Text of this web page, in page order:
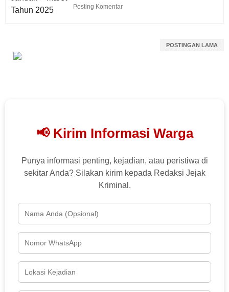
Posting Komentar
POSTINGAN LAMA
📢 Kirim Informasi Warga
Punya informasi penting, kejadian, atau peristiwa di
sekitar Anda? Silakan kirim kepada Redaksi Jejak
Kriminal.